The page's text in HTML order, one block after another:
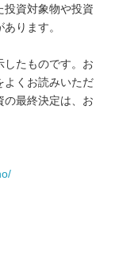
投資対象物や投資
ります。
したものです。お
よくお読みいただ
の最終決定は、お